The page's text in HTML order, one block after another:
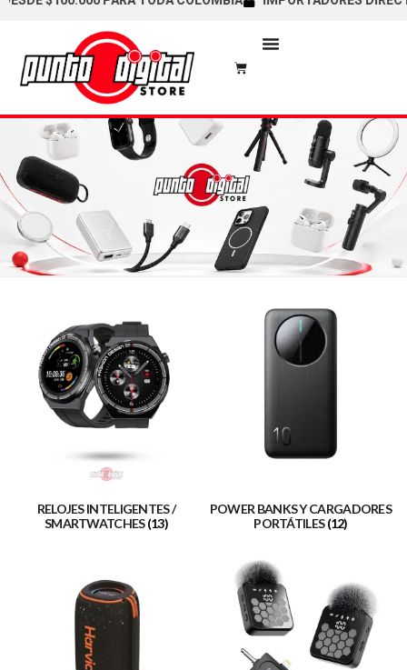
RELOJES INTELIGENTES /
SMARTWATCHES(13)
POWER BANKS Y CARGADORES
PORTÁTILES(12)